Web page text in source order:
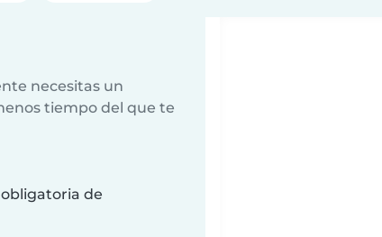
necesitas un
tiempo del que te
de